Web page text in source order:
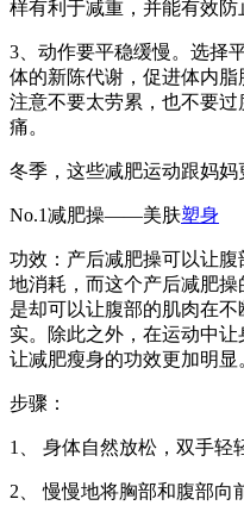
样有利于减重，并能有效防
3、动作要平稳缓慢。选择
体的新陈代谢，促进体内
注意不要太劳累，也不要
痛。
冬季，这些减肥运动跟妈妈
No.1减肥操——美肤塑身
功效：产后减肥操可以让
地消耗，而这个产后减肥
是却可以让腹部的肌肉在
实。除此之外，在运动中
让减肥瘦身的功效更加明显
步骤：
1、 身体自然放松，双手轻
2、 慢慢地将胸部和腹部向